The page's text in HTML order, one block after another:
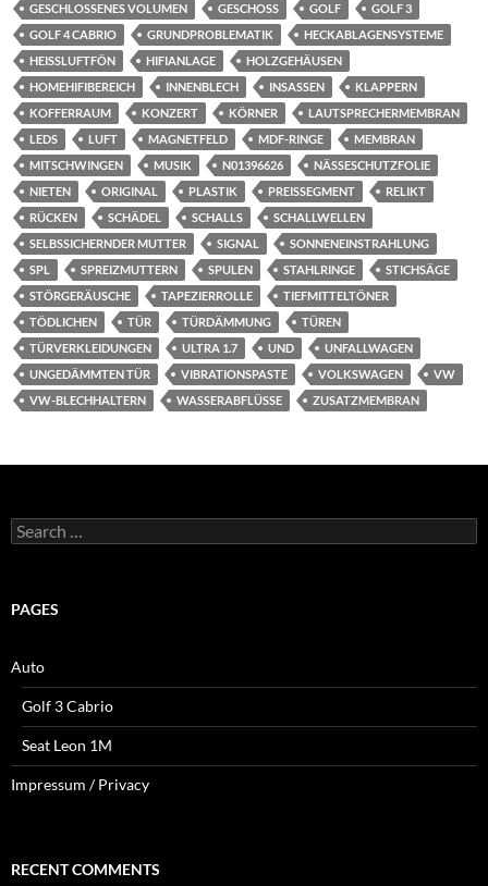
GESCHLOSSENES VOLUMEN
GESCHOSS GOLF
GOLF 3
GOLF 4 CABRIO
GRUNDPROBLEMATIK
HECKABLAGENSYSTEME
HEISSLUFTFÖN
HIFIANLAGE
HOLZGEHÄUSEN
HOMEHIFIBEREICH
INNENBLECH INSASSEN
KLAPPERN
KOFFERRAUM
KONZERT KÖRNER
LAUTSPRECHERMEMBRAN
LEDS
LUFT MAGNETFELD MDF-RINGE
MEMBRAN
MITSCHWINGEN
MUSIK N01396626
NÄSSESCHUTZFOLIE
NIETEN
ORIGINAL PLASTIK PREISSEGMENT
RELIKT
RÜCKEN
SCHÄDEL SCHALLS
SCHALLWELLEN
SELBSSICHERNDER MUTTER
SIGNAL
SONNENEINSTRAHLUNG
SPL
SPREIZMUTTERN SPULEN STAHLRINGE
STICHSÄGE
STÖRGERÄUSCHE
TAPEZIERROLLE
TIEFMITTELTÖNER
TÖDLICHEN
TÜR TÜRDÄMMUNG
TÜREN
TÜRVERKLEIDUNGEN
ULTRA 1.7 UND
UNFALLWAGEN
UNGEDÄMMTEN TÜR
VIBRATIONSPASTE VOLKSWAGEN
VW
VW-BLECHHALTERN
WASSERABFLÜSSE ZUSATZMEMBRAN
Search
for:
PAGES
Auto
Golf 3 Cabrio
Seat Leon 1M
Impressum / Privacy
RECENT COMMENTS